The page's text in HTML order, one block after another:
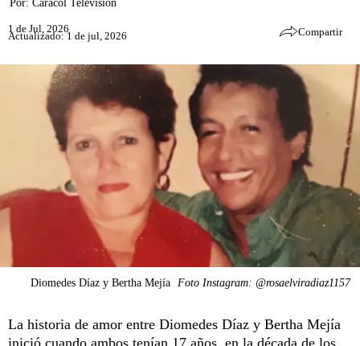
Por: Caracol Televisión
1 de Jul, 2026
Actualizado: 1 de jul, 2026 Compartir
Diomedes Díaz y Bertha Mejía Foto Instagram: @rosaelviradiaz1157
La historia de amor entre Diomedes Díaz y Bertha Mejía
inició cuando ambos tenían 17 años, en la década de los